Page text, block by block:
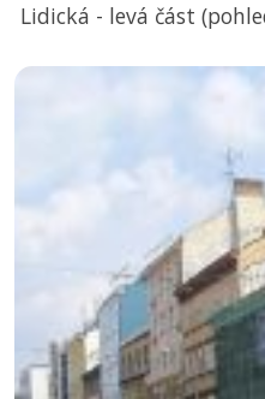
Lidická - levá část